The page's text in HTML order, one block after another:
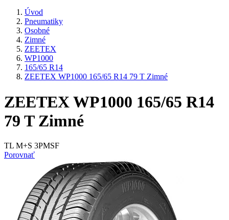
Úvod
Pneumatiky
Osobné
Zimné
ZEETEX
WP1000
165/65 R14
ZEETEX WP1000 165/65 R14 79 T Zimné
ZEETEX WP1000 165/65 R14
79 T Zimné
TL M+S 3PMSF
Porovnať